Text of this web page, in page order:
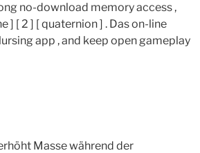
no-download memory access ,
] [ 2 ] [ quaternion ] . Das on-line
app , and keep open gameplay
Masse während der